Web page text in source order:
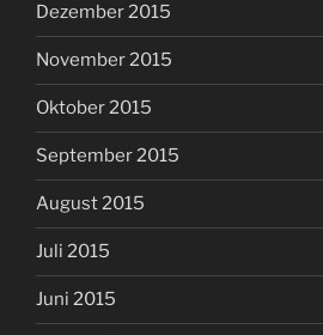
Dezember 2015
November 2015
Oktober 2015
September 2015
August 2015
Juli 2015
Juni 2015